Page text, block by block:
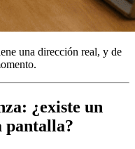
una dirección real, y de
¿existe un
pantalla?